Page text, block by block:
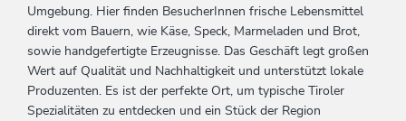
Umgebung. Hier finden BesucherInnen frische Lebensmittel
direkt vom Bauern, wie Käse, Speck, Marmeladen und Brot,
sowie handgefertigte Erzeugnisse. Das Geschäft legt großen
Wert auf Qualität und Nachhaltigkeit und unterstützt lokale
Produzenten. Es ist der perfekte Ort, um typische Tiroler
Spezialitäten zu entdecken und ein Stück der Region